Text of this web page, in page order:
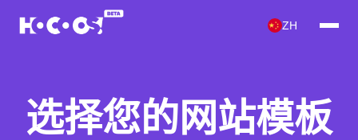
ZH
选择您的网站模板